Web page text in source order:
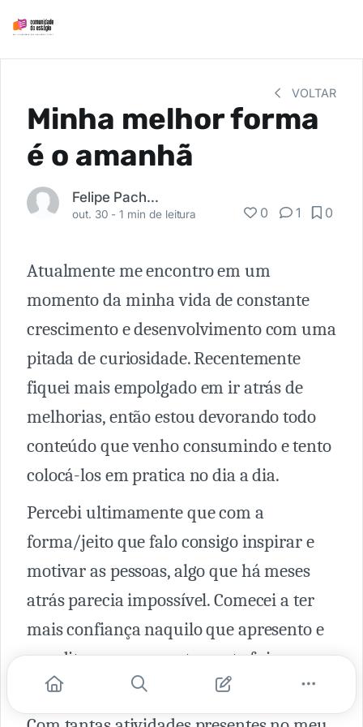
VOLTAR
Minha melhor forma
é o amanhã
Felipe Pacheco Yunes
out. 30 -1 min de leitura 0 1 0
Atualmente me encontro em um
momento da minha vida de constante
crescimento e desenvolvimento com uma
pitada de curiosidade. Recentemente
fiquei mais empolgado em ir atrás de
melhorias, então estou devorando todo
conteúdo que venho consumindo e tento
colocá-los em pratica no dia a dia.
Percebi ultimamente que com a
forma/jeito que falo consigo inspirar e
motivar as pessoas, algo que há meses
atrás parecia impossível. Comecei a ter
mais confiança naquilo que apresento e
acredito e consequentemente fui
perdendo a timidez.